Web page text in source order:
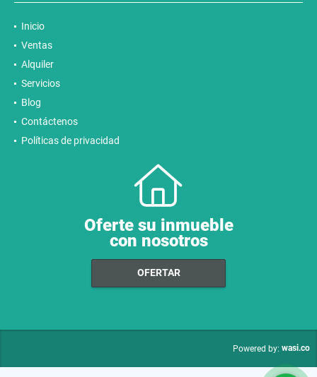
Inicio
Ventas
Alquiler
Servicios
Blog
Contáctenos
Políticas de privacidad
Oferte su inmueble
con nosotros
OFERTAR
Powered by: wasi.co